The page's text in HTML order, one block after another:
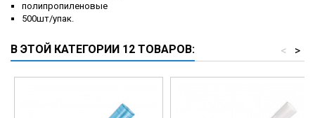
полипропиленовые
500шт/упак.
В ЭТОЙ КАТЕГОРИИ 12 ТОВАРОВ: >
<